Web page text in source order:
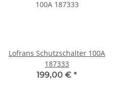
Lofrans Schutzschalter 100A
187333
199,00 € *